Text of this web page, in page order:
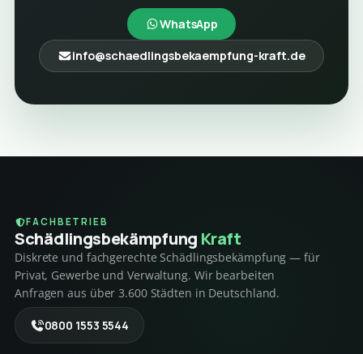
WhatsApp
info@schaedlingsbekaempfung-kraft.de
FACHBETRIEB
Schädlings­bekämpfung Kraft
Diskrete und fachgerechte Schädlingsbekämpfung — für
Privat, Gewerbe und Verwaltung. Wir bearbeiten
Anfragen aus über 3.600 Städten in Deutschland.
0800 1553 5544